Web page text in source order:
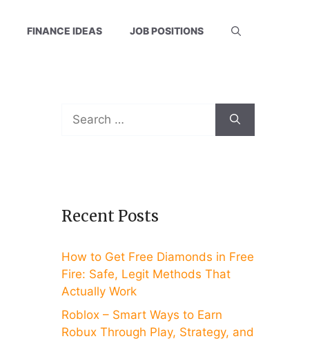
FINANCE IDEAS JOB POSITIONS
Search
for:
Recent Posts
How to Get Free Diamonds in Free
Fire: Safe, Legit Methods That
Actually Work
Roblox – Smart Ways to Earn
Robux Through Play, Strategy, and